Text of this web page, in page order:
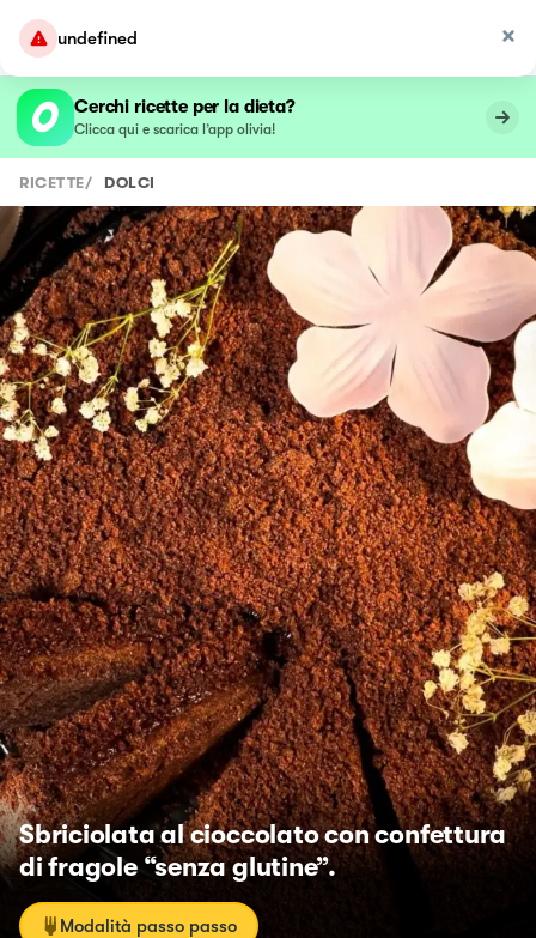
undefined
Cerchi ricette per la dieta?
Clicca qui e scarica l’app olivia!
RICETTE/ DOLCI
Sbriciolata al cioccolato con confettura
di fragole “senza glutine”.
Modalità passo passo